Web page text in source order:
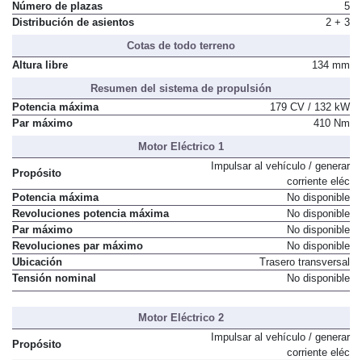
Número de plazas
5
Distribución de asientos
2 + 3
Cotas de todo terreno
Altura libre
134 mm
Resumen del sistema de propulsión
Potencia máxima
179 CV / 132 kW
Par máximo
410 Nm
Motor Eléctrico 1
Propósito
Impulsar al vehículo / generar
corriente eléc
Potencia máxima
No disponible
Revoluciones potencia máxima
No disponible
Par máximo
No disponible
Revoluciones par máximo
No disponible
Ubicación
Trasero transversal
Tensión nominal
No disponible
Motor Eléctrico 2
Propósito
Impulsar al vehículo / generar
corriente eléc